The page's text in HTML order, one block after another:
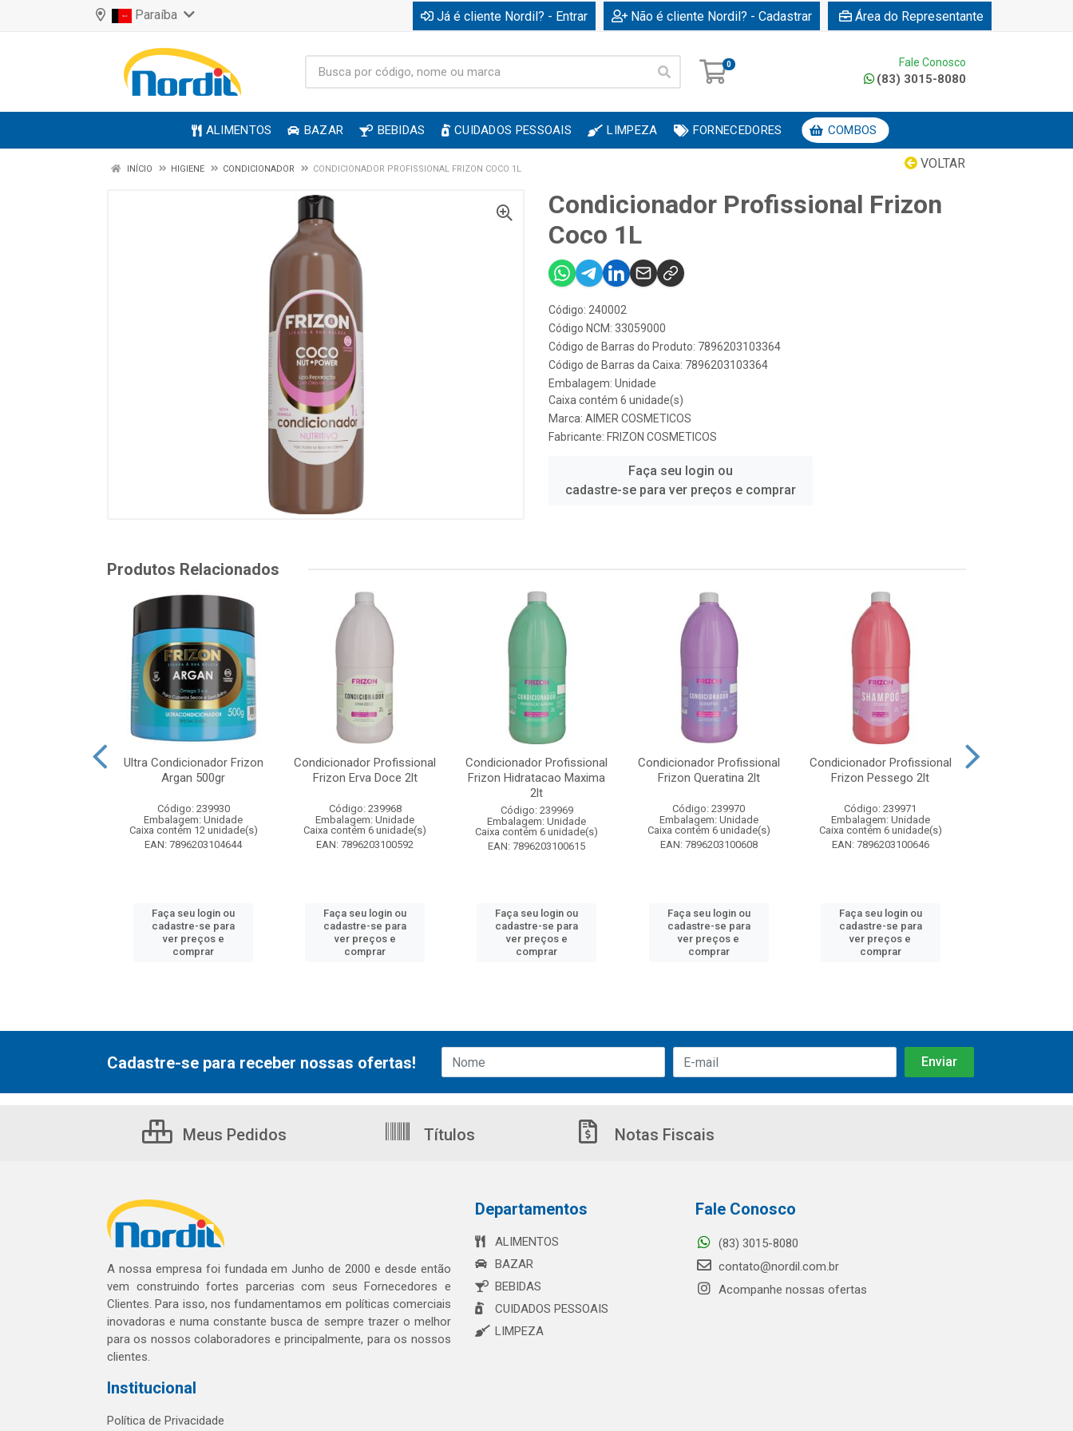
Paraíba Já é cliente Nordil? - Entrar Não é cliente Nordil? - Cadastrar Área do Representante
0 Fale Conosco
(83) 3015-8080
ALIMENTOS BAZAR BEBIDAS CUIDADOS PESSOAIS LIMPEZA FORNECEDORES COMBOS
VOLTAR
INÍCIO HIGIENE CONDICIONADOR CONDICIONADOR PROFISSIONAL FRIZON COCO 1L
Condicionador Profissional Frizon
Coco 1L
Código: 240002
Código NCM: 33059000
Código de Barras do Produto: 7896203103364
Código de Barras da Caixa: 7896203103364
Embalagem: Unidade
Caixa contém 6 unidade(s)
Marca: AIMER COSMETICOS
Fabricante: FRIZON COSMETICOS
Faça seu login ou
cadastre-se para ver preços e comprar
Produtos Relacionados
Ultra Condicionador Frizon
Argan 500gr
Código: 239930
Embalagem: Unidade
Caixa contém 12 unidade(s)
EAN: 7896203104644
Faça seu login ou
cadastre-se para
ver preços e
comprar
Condicionador Profissional
Frizon Erva Doce 2lt
Código: 239968
Embalagem: Unidade
Caixa contém 6 unidade(s)
EAN: 7896203100592
Faça seu login ou
cadastre-se para
ver preços e
comprar
Condicionador Profissional
Frizon Hidratacao Maxima
2lt
Código: 239969
Embalagem: Unidade
Caixa contém 6 unidade(s)
EAN: 7896203100615
Faça seu login ou
cadastre-se para
ver preços e
comprar
Condicionador Profissional
Frizon Queratina 2lt
Código: 239970
Embalagem: Unidade
Caixa contém 6 unidade(s)
EAN: 7896203100608
Faça seu login ou
cadastre-se para
ver preços e
comprar
Condicionador Profissional
Frizon Pessego 2lt
Código: 239971
Embalagem: Unidade
Caixa contém 6 unidade(s)
EAN: 7896203100646
Faça seu login ou
cadastre-se para
ver preços e
comprar
Cadastre-se para receber nossas ofertas!
Meus Pedidos Títulos Notas Fiscais
A nossa empresa foi fundada em Junho de 2000 e desde então
vem construindo fortes parcerias com seus Fornecedores e
Clientes. Para isso, nos fundamentamos em políticas comerciais
inovadoras e numa constante busca de sempre trazer o melhor
para os nossos colaboradores e principalmente, para os nossos
clientes.
Institucional
Política de Privacidade
Departamentos
ALIMENTOS
BAZAR
BEBIDAS
CUIDADOS PESSOAIS
LIMPEZA
Fale Conosco
(83) 3015-8080
contato@nordil.com.br
Acompanhe nossas ofertas